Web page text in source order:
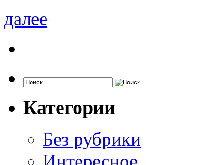
далее
Категории
Без рубрики